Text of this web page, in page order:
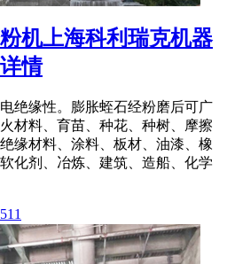
机上海科利瑞克机器
情
绝缘性。膨胀蛭石经粉磨后可广
材料、育苗、种花、种树、摩擦
缘材料、涂料、板材、油漆、橡
化剂、冶炼、建筑、造船、化学